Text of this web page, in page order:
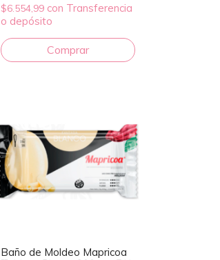
$6.554,99 con Transferencia
o depósito
Baño de Moldeo Mapricoa